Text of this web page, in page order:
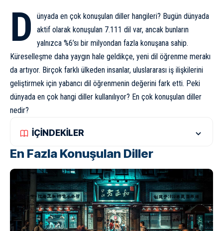
D ünyada en çok konuşulan diller hangileri? Bugün dünyada
aktif olarak konuşulan 7.111 dil var, ancak bunların
yalnızca %6’sı bir milyondan fazla konuşana sahip.
Küreselleşme daha yaygın hale geldikçe, yeni dil öğrenme merakı
da artıyor. Birçok farklı ülkeden insanlar, uluslararası iş ilişkilerini
geliştirmek için yabancı dil öğrenmenin değerini fark etti. Peki
dünyada en çok hangi diller kullanılıyor? En çok konuşulan diller
nedir?
İÇİNDEKİLER
En Fazla Konuşulan Diller